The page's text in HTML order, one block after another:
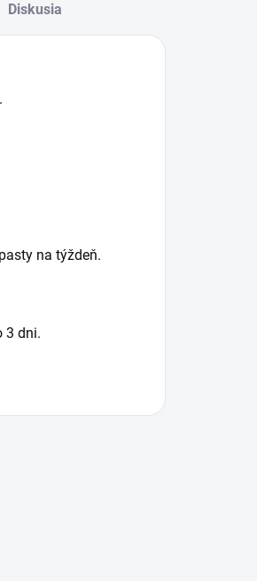
Diskusia
.
na týždeň.
3 dni.